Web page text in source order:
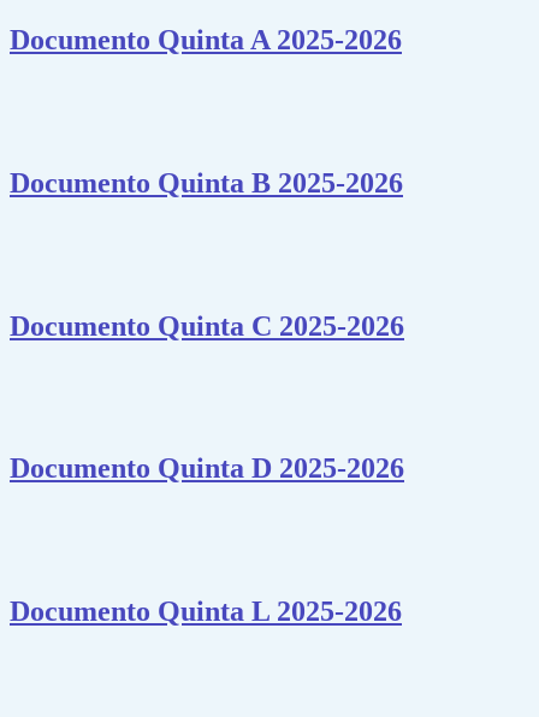
Documento Quinta A 2025-2026
Documento Quinta B 2025-2026
Documento Quinta C 2025-2026
Documento Quinta D 2025-2026
Documento Quinta L 2025-2026